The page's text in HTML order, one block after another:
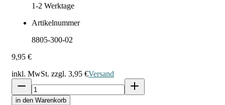
1-2 Werktage
Artikelnummer
8805-300-02
9,95 €
inkl. MwSt. zzgl. 3,95 €Versand
in den Warenkorb